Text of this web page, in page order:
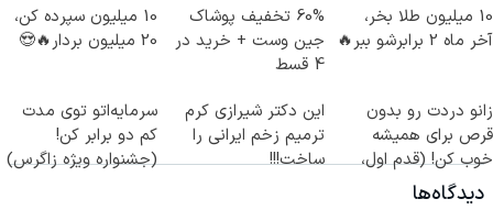
10 میلیون طلا بخر،
آخر ماه 2 برابرشو ببر🔥
60% تخفیف پوشاک
جین وست + خرید در
4 قسط
10 میلیون سپرده کن،
20 میلیون بردار🔥😍
زانو دردت رو بدون
قرص برای همیشه
خوب کن! (قدم اول،
پرسش‌نامه)
این دکتر شیرازی کرم
ترمیم زخم ایرانی را
ساخت!!!
سرمایه‌اتو توی مدت
کم دو برابر کن!
(جشنواره ویژه زاگرس)
دیدگاه‌ها